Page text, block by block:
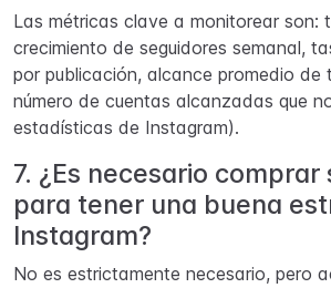
Las métricas clave a monitorear son:
crecimiento de seguidores semanal,
por publicación, alcance promedio de
número de cuentas alcanzadas que
estadísticas de Instagram).
7. ¿Es necesario comprar
para tener una buena
Instagram?
No es estrictamente necesario, pero